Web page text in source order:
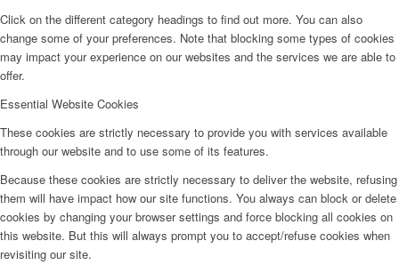
Click on the different category headings to find out more. You can also
change some of your preferences. Note that blocking some types of cookies
may impact your experience on our websites and the services we are able to
offer.
Essential Website Cookies
These cookies are strictly necessary to provide you with services available
through our website and to use some of its features.
Because these cookies are strictly necessary to deliver the website, refusing
them will have impact how our site functions. You always can block or delete
cookies by changing your browser settings and force blocking all cookies on
this website. But this will always prompt you to accept/refuse cookies when
revisiting our site.